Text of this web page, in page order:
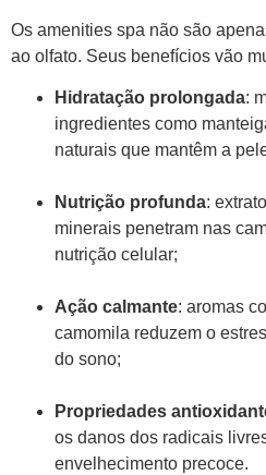
Os amenities spa não são
ao olfato. Seus benefícios vão
Hidratação prolongada:
ingredientes como
naturais que mantêm a
Nutrição profunda:
minerais penetram nas
nutrição celular;
Ação calmante: aromas
camomila reduzem o
do sono;
Propriedades
os danos dos radicais
envelhecimento precoce.